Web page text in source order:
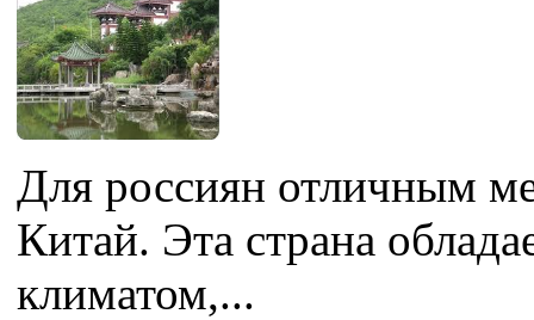
Для россиян отличным
Китай. Эта страна
климатом,...